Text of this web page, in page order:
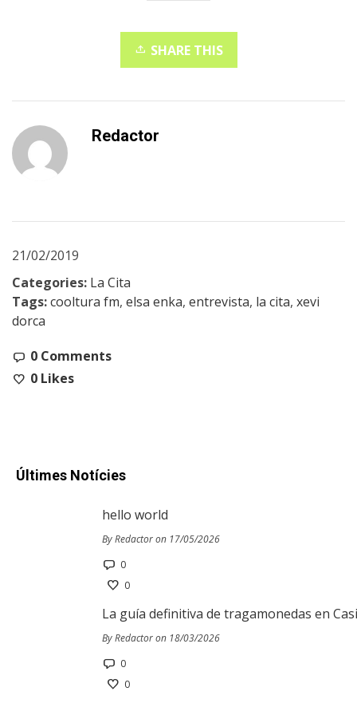
SHARE THIS
Redactor
21/02/2019
Categories: La Cita
Tags:cooltura fm, elsa enka, entrevista, la cita, xevi
dorca
0 Comments
0 Likes
Últimes Notícies
hello world
By Redactor on 17/05/2026
0
0
La guía definitiva de tragamonedas en
By Redactor on 18/03/2026
0
0